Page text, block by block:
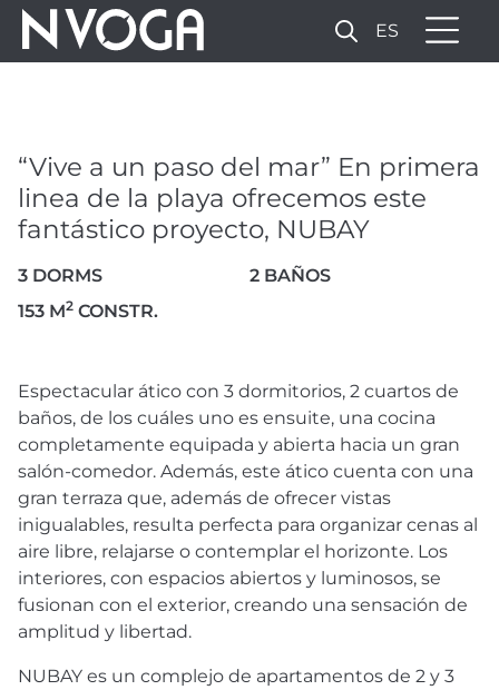
ES
FANTÁSTICO PROYECTO,
NUBAY
1.900.000 €
“Vive a un paso del mar” En primera
linea de la playa ofrecemos este
fantástico proyecto, NUBAY
3 DORMS
2 BAÑOS
153 M2 CONSTR.
Espectacular ático con 3 dormitorios, 2 cuartos de
baños, de los cuáles uno es ensuite, una cocina
completamente equipada y abierta hacia un gran
salón-comedor. Además, este ático cuenta con una
gran terraza que, además de ofrecer vistas
inigualables, resulta perfecta para organizar cenas al
aire libre, relajarse o contemplar el horizonte. Los
interiores, con espacios abiertos y luminosos, se
fusionan con el exterior, creando una sensación de
amplitud y libertad.
NUBAY es un complejo de apartamentos de 2 y 3